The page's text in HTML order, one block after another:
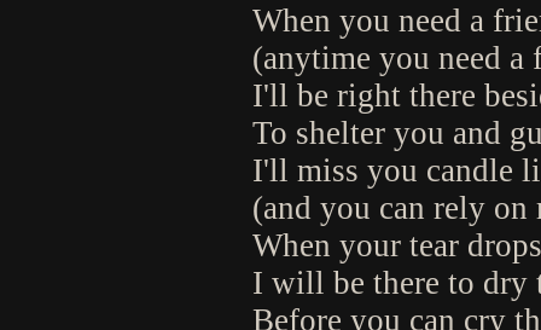
When you need a
(anytime you need a
I'll be right there
To shelter you and
I'll miss you candle
(and you can rely on
When your tear
I will be there to dry
Before you can cry